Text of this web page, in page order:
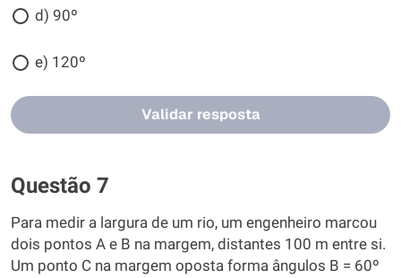
d) 90º
e) 120º
Validar resposta
Questão 7
Para medir a largura de um rio, um engenheiro marcou
dois pontos A e B na margem, distantes 100 m entre si.
Um ponto C na margem oposta forma ângulos B = 60º